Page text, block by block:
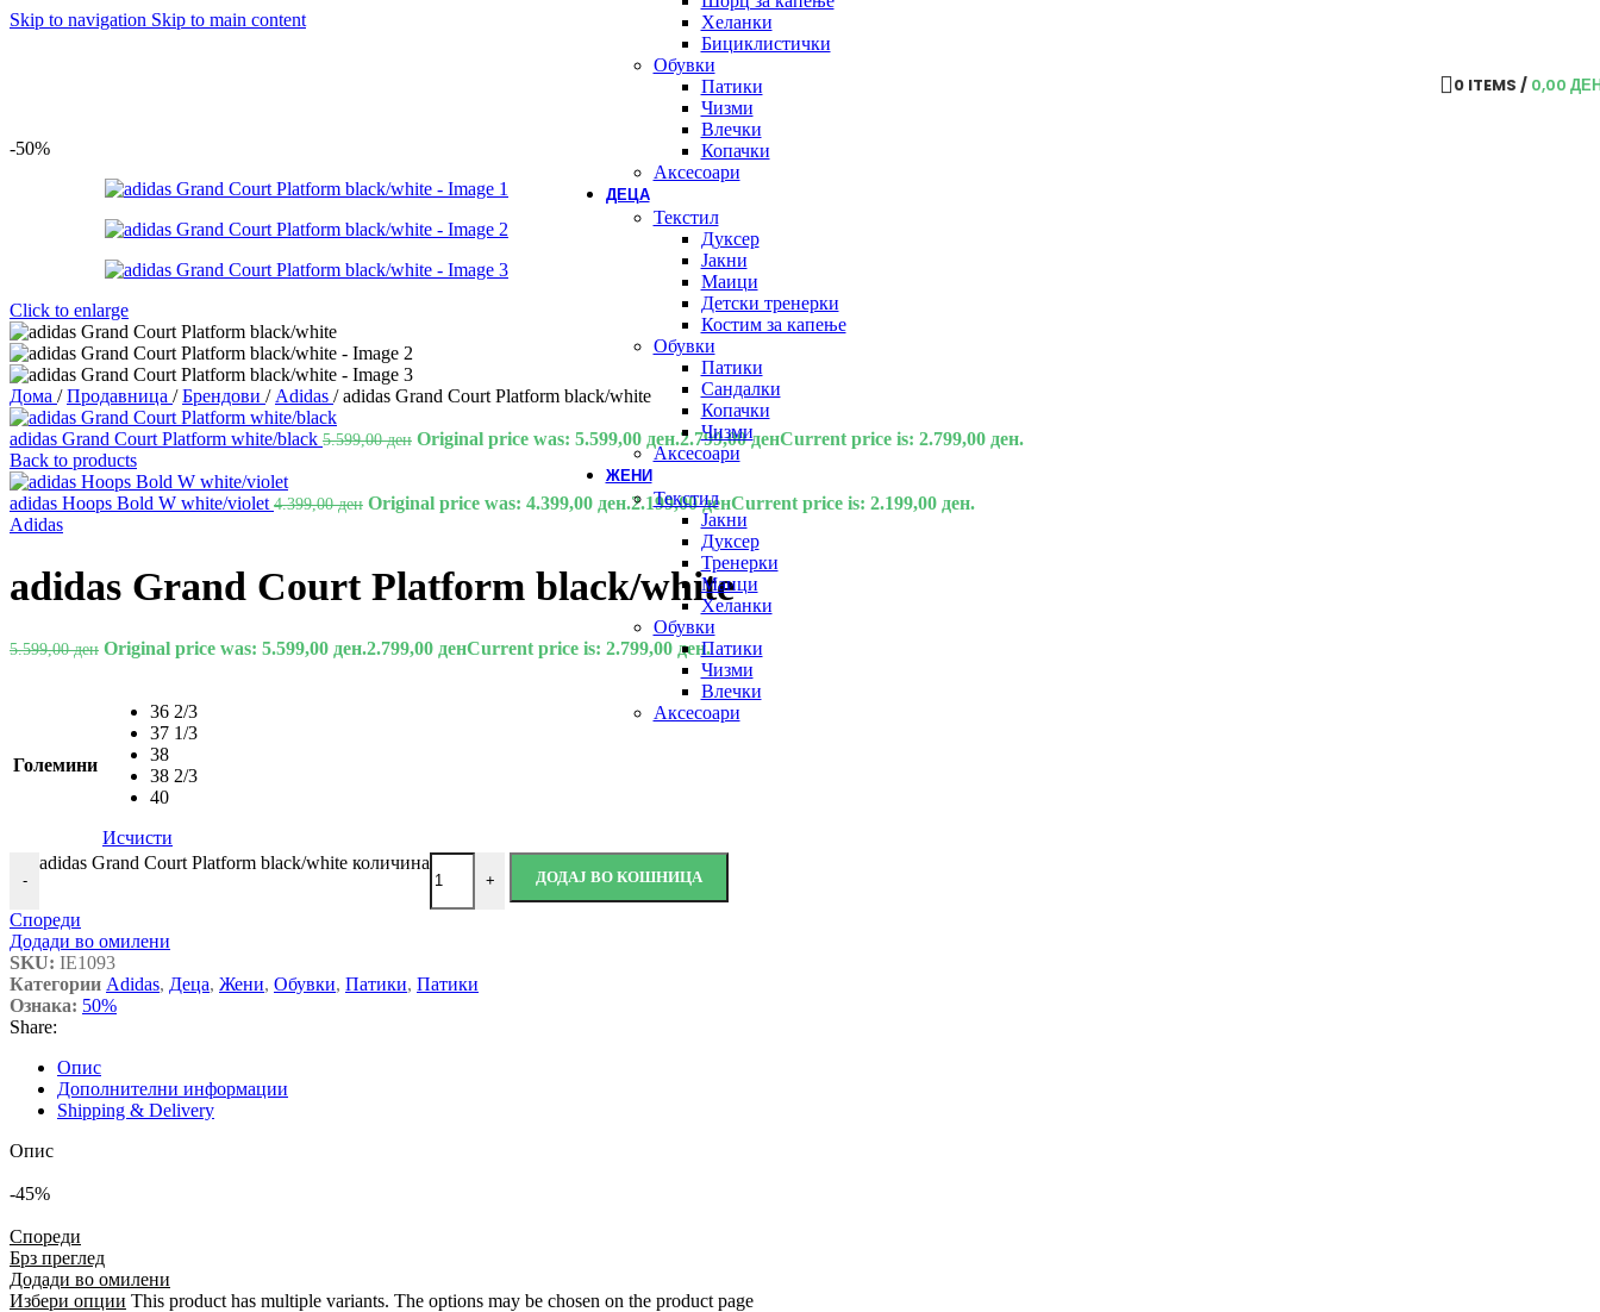
Skip to navigation Skip to main content
Хеланки
Бициклистички
Обувки
Патики
Чизми
Влечки
Копачки
Аксесоари
ДЕЦА
Текстил
Дуксер
Јакни
Маици
Детски тренерки
Костим за капење
Обувки
Патики
Сандалки
Копачки
Чизми
Аксесоари
ЖЕНИ
Текстил
Јакни
Дуксер
Тренерки
Маици
Хеланки
Обувки
Патики
Чизми
Влечки
Аксесоари
0 ITEMS / 0,00
-50%
Click to enlarge
Дома / Продавница / Брендови / Adidas / adidas Grand Court Platform black/white
adidas Grand Court Platform white/black 5.599,00ден Original price was: 5.599,00 ден.2.799,00денCurrent price is: 2.799,00 ден.
Back to products
adidas Hoops Bold W white/violet 4.399,00ден Original price was: 4.399,00 ден.2.199,00денCurrent price is: 2.199,00 ден.
Adidas
adidas Grand Court Platform black/white
5.599,00ден Original price was: 5.599,00 ден.2.799,00 денCurrent price is: 2.799,00 ден.
Големини
36 2/3
37 1/3
38
38 2/3
40
Исчисти
-
adidas Grand Court Platform black/white количина
+ ДОДАЈ ВО КОШНИЦА
Спореди
Додади во омилени
SKU: IE1093
Категории Adidas, Деца, Жени, Обувки, Патики, Патики
Ознака: 50%
Share:
Опис
Дополнителни информации
Shipping & Delivery
Опис
-45%
Спореди
Брз преглед
Додади во омилени
Избери опции This product has multiple variants. The options may be chosen on the product page